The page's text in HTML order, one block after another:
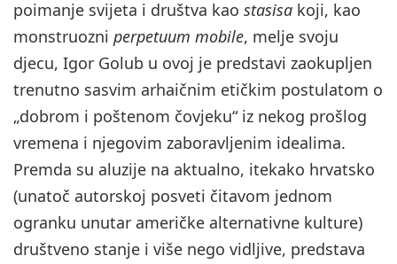
poimanje svijeta i društva kao stasisa koji, kao
monstruozni perpetuum mobile, melje svoju
djecu, Igor Golub u ovoj je predstavi zaokupljen
trenutno sasvim arhaičnim etičkim postulatom o
„dobrom i poštenom čovjeku“ iz nekog prošlog
vremena i njegovim zaboravljenim idealima.
Premda su aluzije na aktualno, itekako hrvatsko
(unatoč autorskoj posveti čitavom jednom
ogranku unutar američke alternativne kulture)
društveno stanje i više nego vidljive, predstava